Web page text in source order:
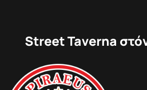
Street Taverna